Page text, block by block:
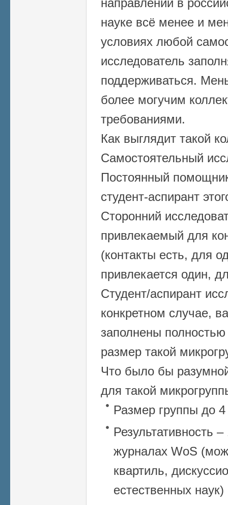
науке всё менее и
условиях любой
исследователь
поддерживаться.
более могучим
требованиями.
Как выглядит такой
Самостоятельный
Постоянный
студент-аспирант
Сторонний
привлекаемый для
(контакты есть, для
привлекается один,
Студент/аспирант
конкретном случае,
заполнены
размер такой
Что было бы
для такой
Размер группы до
Результативность
журналах WoS
квартиль,
естественных наук)